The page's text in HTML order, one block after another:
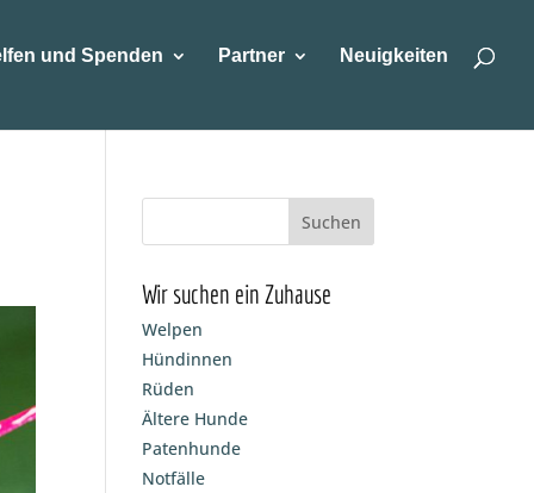
und Spenden Partner Neuigkeiten
Wir suchen ein Zuhause
Welpen
Hündinnen
Rüden
Ältere Hunde
Patenhunde
Notfälle